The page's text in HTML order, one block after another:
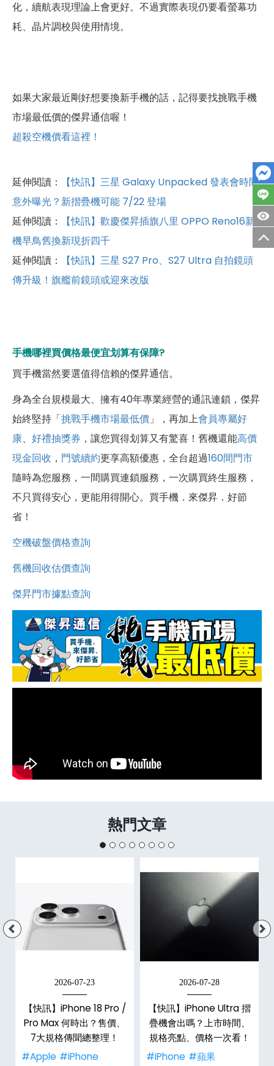
化，續航表現理論上會更好。不過實際表現仍要看螢幕功
耗、晶片調校與使用情境。
如果大家最近剛好想要換新手機的話，記得要找挑戰手機
市場最低價的傑昇通信喔！
超殺空機價看這裡！
延伸閱讀：
【快訊】三星 Galaxy Unpacked 發表會時間
意外曝光？新摺疊機可能 7/22 登場
延伸閱讀：
【快訊】歡慶傑昇插旗八里 OPPO Reno16新
機早鳥舊換新現折四千
延伸閱讀：
【快訊】三星 S27 Pro、S27 Ultra 自拍鏡頭
傳升級！旗艦前鏡頭或迎來改版
手機哪裡買價格最便宜划算有保障?
買手機當然要選值得信賴的傑昇通信。
身為全台規模最大、擁有40年專業經營的通訊連鎖，傑昇
始終堅持「挑戰手機市場最低價 」，再加上會員專屬好
康、 好禮抽獎券 ，讓您買得划算又有驚喜！舊機還能高價
現金回收 ， 門號續約更享高額優惠，全台超過160間門市
隨時為您服務，一間購買連鎖服務，一次購買終生服務，
不只買得安心，更能用得開心。買手機．來傑昇．好節
省！
空機破盤價格查詢
舊機回收估價查詢
傑昇門市據點查詢
熱門文章
2026-07-23
【快訊】iPhone 18 Pro /
Pro Max 何時出？售價、
7大規格傳聞總整理！
#Apple #iPhone
2026-07-28
【快訊】iPhone Ultra 摺
疊機會出嗎？上市時間、
規格亮點、價格一次看！
#iPhone #蘋果